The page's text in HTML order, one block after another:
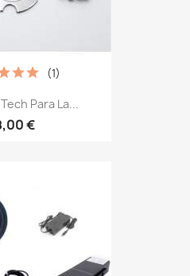
Para La...
€
(1)